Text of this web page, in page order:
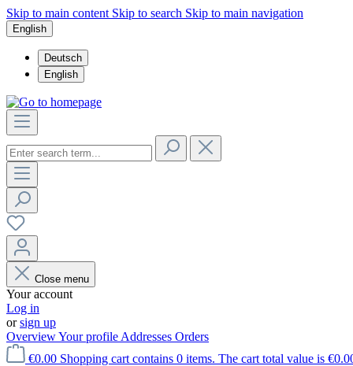
Skip to main content Skip to search Skip to main navigation
English
Deutsch
English
Close menu
Your account
Log in
orsign up
OverviewYour profile Addresses Orders
€0.00 Shopping cart contains 0 items. The cart total value is